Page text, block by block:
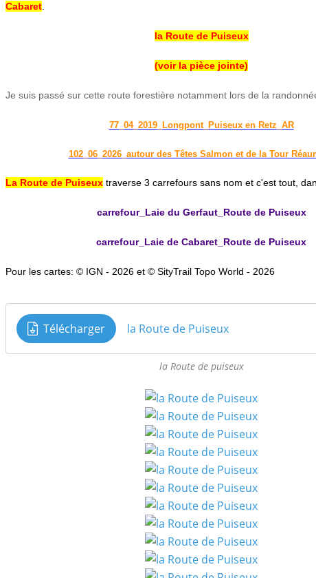
Cabaret
la Route de Puiseux
(voir la pièce jointe)
Je suis passé sur cette route forestière notamment lors de la
77_04_2019_Longpont_Puiseux en Retz_AR
102_06_2026_autour des Têtes Salmon et de la Tour
La Route de Puiseux traverse 3 carrefours sans nom et c'est tout,
carrefour_Laie du Gerfaut_Route de Puiseux
carrefour_Laie de Cabaret_Route de Puiseux
Pour les cartes: © IGN - 2026 et © SityTrail Topo World - 2026
Télécharger la Route de Puiseux
la Route de puiseux